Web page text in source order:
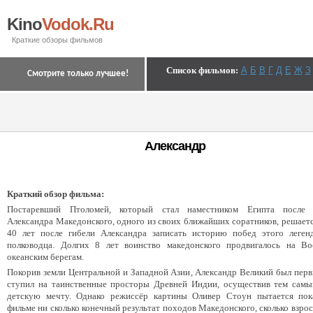
KinoVodok.Ru
Краткие обзоры фильмов
Список фильмов: А Б В Г Д Е Ж З
Смотрите только лучшее!
Александр
Краткий обзор фильма:
Постаревший Птоломей, который стал наместником Египта после
Александра Македонского, одного из своих ближайших соратников,
40 лет после гибели Александра записать историю побед этого
полководца. Долгих 8 лет воинство македонского продвигалось на
океанским берегам.
Покорив земли Центральной и Западной Азии, Александр Великий был
ступил на таинственные просторы Древней Индии, осуществив тем
детскую мечту. Однако режиссёр картины Оливер Стоун пытается
фильме ни сколько конечный результат походов Македонского, сколько